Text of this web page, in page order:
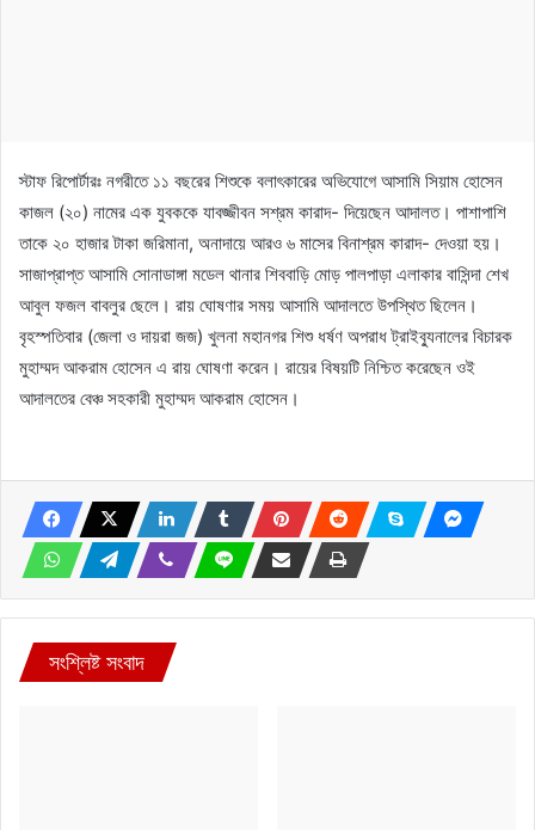
স্টাফ রিপোর্টারঃ নগরীতে ১১ বছরের শিশুকে বলাৎকারের অভিযোগে আসামি সিয়াম হোসেন
কাজল (২০) নামের এক যুবককে যাবজ্জীবন সশ্রম কারাদ- দিয়েছেন আদালত। পাশাপাশি
তাকে ২০ হাজার টাকা জরিমানা, অনাদায়ে আরও ৬ মাসের বিনাশ্রম কারাদ- দেওয়া হয়।
সাজাপ্রাপ্ত আসামি সোনাডাঙ্গা মডেল থানার শিববাড়ি মোড় পালপাড়া এলাকার বাসিন্দা শেখ
আবুল ফজল বাবলুর ছেলে। রায় ঘোষণার সময় আসামি আদালতে উপস্থিত ছিলেন।
বৃহস্পতিবার (জেলা ও দায়রা জজ) খুলনা মহানগর শিশু ধর্ষণ অপরাধ ট্রাইব্যুনালের বিচারক
মুহাম্মদ আকরাম হোসেন এ রায় ঘোষণা করেন। রায়ের বিষয়টি নিশ্চিত করেছেন ওই
আদালতের বেঞ্চ সহকারী মুহাম্মদ আকরাম হোসেন।
সংশ্লিষ্ট সংবাদ